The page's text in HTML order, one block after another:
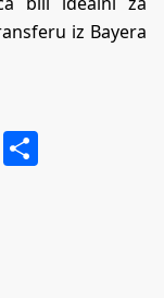
iz Bayera
X